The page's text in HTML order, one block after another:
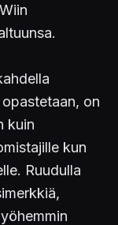
on
kuin
kun
Ruudulla